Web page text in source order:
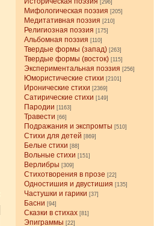
[296]
Мифологическая поэзия [205]
Медитативная поэзия [210]
Религиозная поэзия [175]
Альбомная поэзия [110]
Твердые формы (запад) [263]
Твердые формы (восток) [115]
Экспериментальная поэзия [256]
Юмористические стихи [2101]
Иронические стихи [2369]
Сатирические стихи [149]
Пародии [1163]
Травести [66]
Подражания и экспромты [510]
Стихи для детей [869]
Белые стихи [88]
Вольные стихи [151]
Верлибры [309]
Стихотворения в прозе [22]
Одностишия и двустишия [135]
Частушки и гарики [37]
Басни [94]
Сказки в стихах [81]
Эпиграммы [22]